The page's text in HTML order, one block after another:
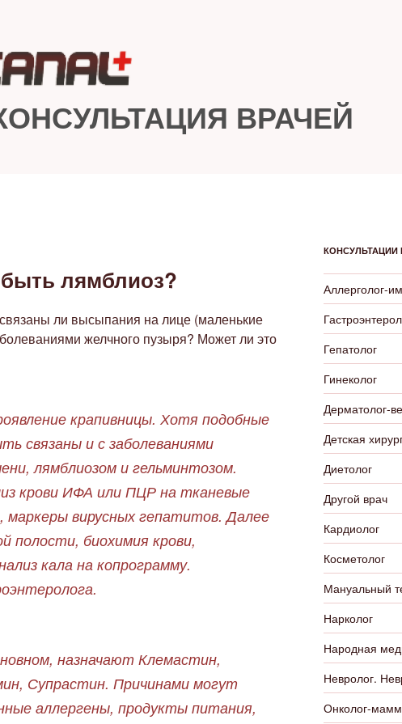
ВРАЧЕЙ
лямблиоз?
ли высыпания на лице (маленькие
желчного пузыря? Может ли это
крапивницы. Хотя подобные
связаны и с заболеваниями
лямблиозом и гельминтозом.
крови ИФА или ПЦР на тканевые
маркеры вирусных гепатитов. Далее
полости, биохимия крови,
кала на копрограмму.
назначают Клемастин,
Супрастин. Причинами могут
аллергены, продукты питания,
КОНСУЛЬТАЦИИ
Аллерголог-
Гепатолог
Гинеколог
Дерматолог-
Детская
Диетолог
Другой врач
Кардиолог
Косметолог
Мануальный
Нарколог
Народная
Невролог.
Онколог-